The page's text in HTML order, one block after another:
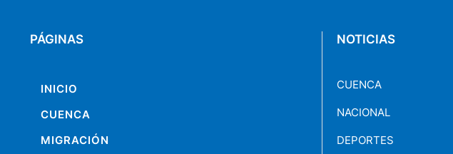
PÁGINAS
INICIO
CUENCA
MIGRACIÓN
NOTICIAS
CUENCA
NACIONAL
DEPORTES